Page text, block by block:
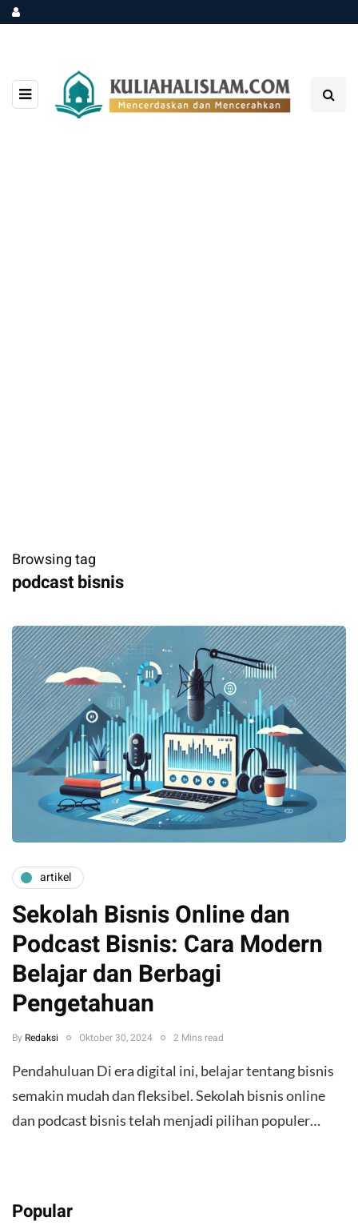
Browsing tag
podcast bisnis
artikel
Sekolah Bisnis Online dan
Podcast Bisnis: Cara Modern
Belajar dan Berbagi
Pengetahuan
By Redaksi Oktober 30, 2024 2 Mins read
Pendahuluan Di era digital ini, belajar tentang bisnis
semakin mudah dan fleksibel. Sekolah bisnis online
dan podcast bisnis telah menjadi pilihan populer…
Popular